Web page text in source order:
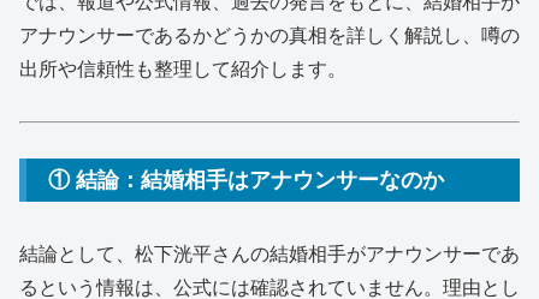
アナウンサーであるかどうかの真相を詳しく解説し、噂の
出所や信頼性も整理して紹介します。
① 結論：結婚相手はアナウンサーなのか
結論として、松下洸平さんの結婚相手がアナウンサーであ
るという情報は、公式には確認されていません。理由とし